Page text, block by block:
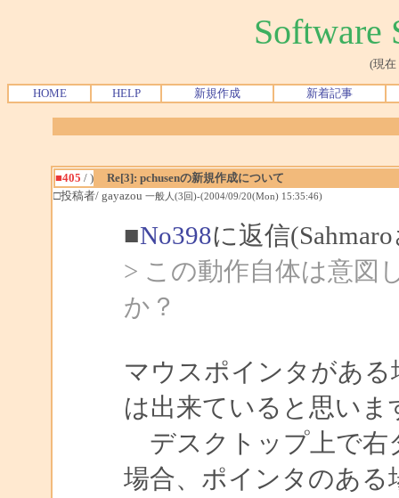
Software
(現在
HOME HELP 新規作成 新着記事
■405 / )
Re[3]: pchusenの新規作成について
□投稿者/ gayazou 一般人(3回)-(2004/09/20(Mon) 15:35:46)
■No398に返信
> この動作自体は意図
か？
マウスポインタがあ
は出来ていると思いま
デスクトップ上で右
場合、ポインタのある